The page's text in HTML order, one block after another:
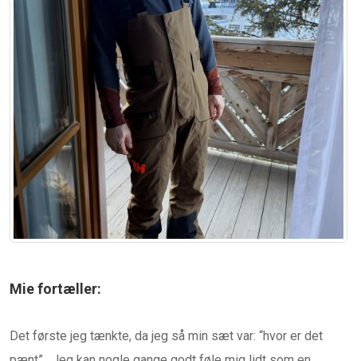
Mie fortæller:
Det første jeg tænkte, da jeg så min sæt var: “hvor er det